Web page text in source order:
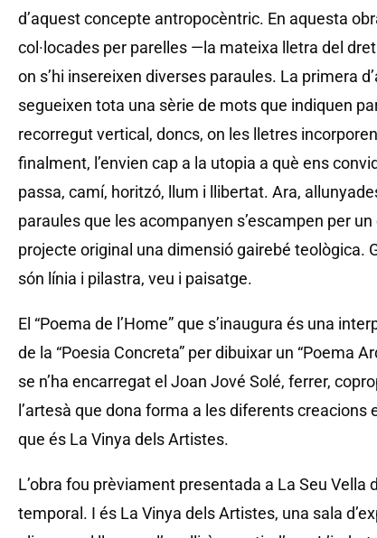
d’aquest concepte antropocèntric. En aquesta
col·locades per parelles —la mateixa lletra del
on s’hi insereixen diverses paraules. La primera
segueixen tota una sèrie de mots que indiquen
recorregut vertical, doncs, on les lletres
finalment, l’envien cap a la utopia a què ens
passa, camí, horitzó, llum i llibertat. Ara,
paraules que les acompanyen s’escampen per
projecte original una dimensió gairebé teològica.
són línia i pilastra, veu i paisatge.
El “Poema de l’Home” que s’inaugura és una
de la “Poesia Concreta” per dibuixar un “Poema
se n’ha encarregat el Joan Jové Solé, ferrer,
l’artesà que dona forma a les diferents
que és La Vinya dels Artistes.
L’obra fou prèviament presentada a La Seu
temporal. I és La Vinya dels Artistes, una sala